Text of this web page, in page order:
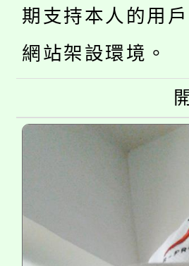
車」活動
桃園市115
生本土語及
公告本校
代理(課)教
公告本校
代理(課)教
轉知中國文
《TA101
程，歡迎
心理、諮商
期支持本人的用
網站架設環境。